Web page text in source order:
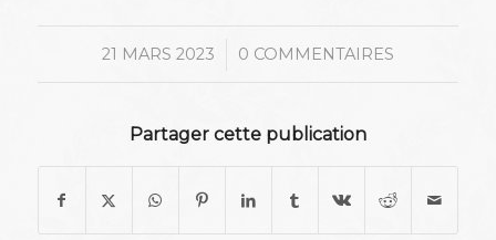
21 MARS 2023
/ 0 COMMENTAIRES
Partager cette publication